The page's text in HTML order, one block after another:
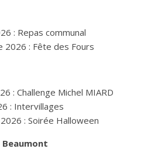
: Repas communal
2026 : Fête des Fours
: Challenge Michel MIARD
: Intervillages
: Soirée Halloween